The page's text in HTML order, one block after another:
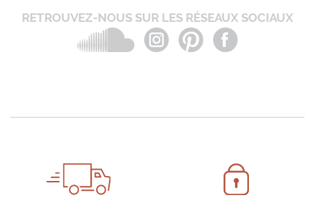
RETROUVEZ-NOUS SUR LES RÉSEAUX SOCIAUX